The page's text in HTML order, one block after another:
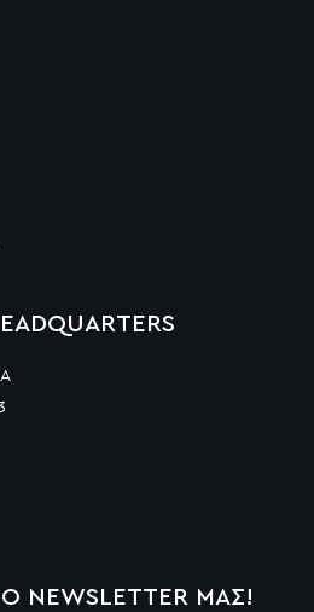
NEWSLETTER ΜΑΣ!